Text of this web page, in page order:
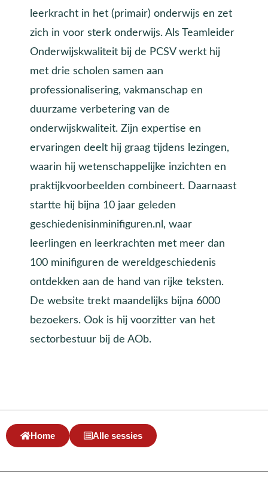
leerkracht in het (primair) onderwijs en zet
zich in voor sterk onderwijs. Als Teamleider
Onderwijskwaliteit bij de PCSV werkt hij
met drie scholen samen aan
professionalisering, vakmanschap en
duurzame verbetering van de
onderwijskwaliteit. Zijn expertise en
ervaringen deelt hij graag tijdens lezingen,
waarin hij wetenschappelijke inzichten en
praktijkvoorbeelden combineert. Daarnaast
startte hij bijna 10 jaar geleden
geschiedenisinminifiguren.nl, waar
leerlingen en leerkrachten met meer dan
100 minifiguren de wereldgeschiedenis
ontdekken aan de hand van rijke teksten.
De website trekt maandelijks bijna 6000
bezoekers. Ook is hij voorzitter van het
sectorbestuur bij de AOb.
Home Alle sessies